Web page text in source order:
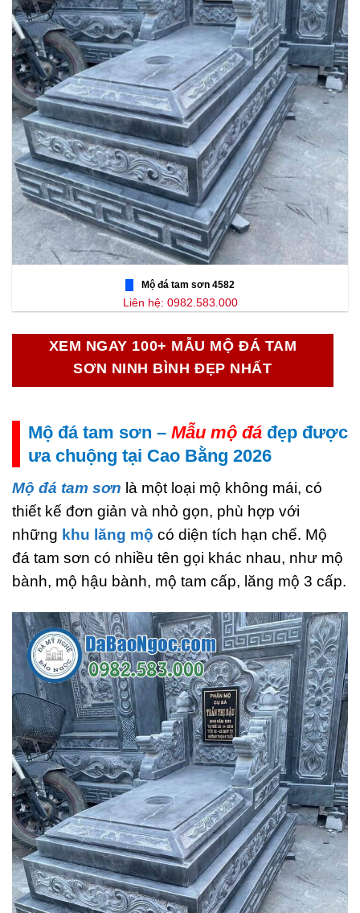
Mộ đá tam sơn 4582
Liên hệ: 0982.583.000
XEM NGAY 100+ MẪU MỘ ĐÁ TAM
SƠN NINH BÌNH ĐẸP NHẤT
Mộ đá tam sơn – Mẫu mộ đá đẹp được
ưa chuộng tại Cao Bằng 2026
Mộ đá tam sơn là một loại mộ không mái, có
thiết kế đơn giản và nhỏ gọn, phù hợp với
những khu lăng mộ có diện tích hạn chế. Mộ
đá tam sơn có nhiều tên gọi khác nhau, như mộ
bành, mộ hậu bành, mộ tam cấp, lăng mộ 3 cấp.